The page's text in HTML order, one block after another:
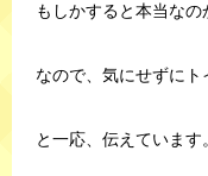
もしかすると本当なの
なので、気にせずにト
と一応、伝えています。